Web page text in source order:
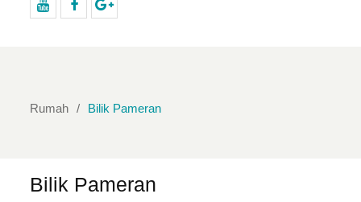
Rumah Bilik Pameran
Bilik Pameran